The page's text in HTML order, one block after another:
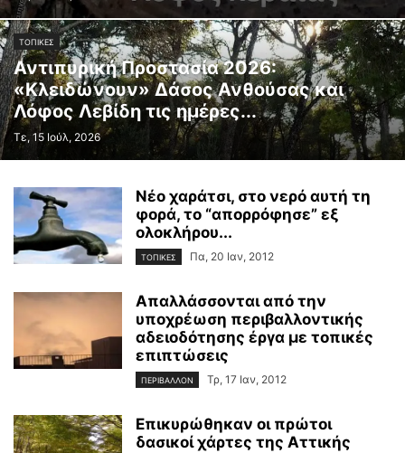
ΤΟΠΙΚΕΣ
Αντιπυρική Προστασία 2026:
«Κλειδώνουν» Δάσος Ανθούσας και
Λόφος Λεβίδη τις ημέρες...
Τε, 15 Ιούλ, 2026
Νέο χαράτσι, στο νερό αυτή τη
φορά, το “απορρόφησε” εξ
ολοκλήρου...
ΤΟΠΙΚΕΣ Πα, 20 Ιαν, 2012
Απαλλάσσονται από την
υποχρέωση περιβαλλοντικής
αδειοδότησης έργα με τοπικές
επιπτώσεις
ΠΕΡΙΒΑΛΛΟΝ Τρ, 17 Ιαν, 2012
Επικυρώθηκαν οι πρώτοι
δασικοί χάρτες της Αττικής